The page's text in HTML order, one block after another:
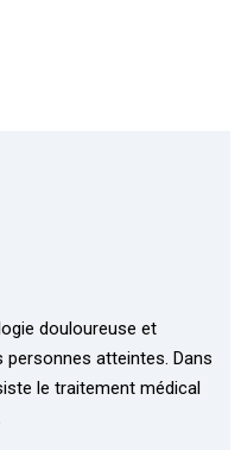
douloureuse et
atteintes. Dans
le traitement médical